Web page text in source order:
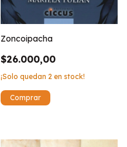
Zoncoipacha
$26.000,00
¡Solo quedan 2 en stock!